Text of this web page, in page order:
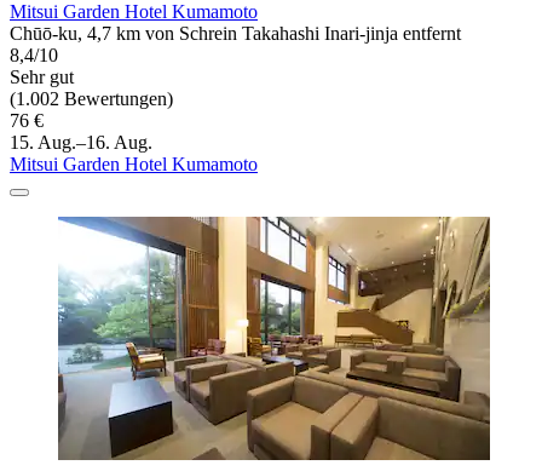
Mitsui Garden Hotel Kumamoto
Chūō-ku, 4,7 km von Schrein Takahashi Inari-jinja entfernt
8,4/10
Sehr gut
(1.002 Bewertungen)
76 €
15. Aug.–16. Aug.
Mitsui Garden Hotel Kumamoto